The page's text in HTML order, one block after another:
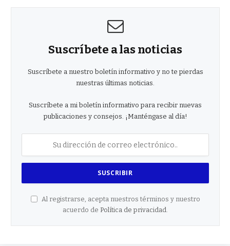
Suscríbete a las noticias
Suscríbete a nuestro boletín informativo y no te pierdas
nuestras últimas noticias.
Suscríbete a mi boletín informativo para recibir nuevas
publicaciones y consejos. ¡Manténgase al día!
Al registrarse, acepta nuestros términos y nuestro
acuerdo de Política de privacidad.